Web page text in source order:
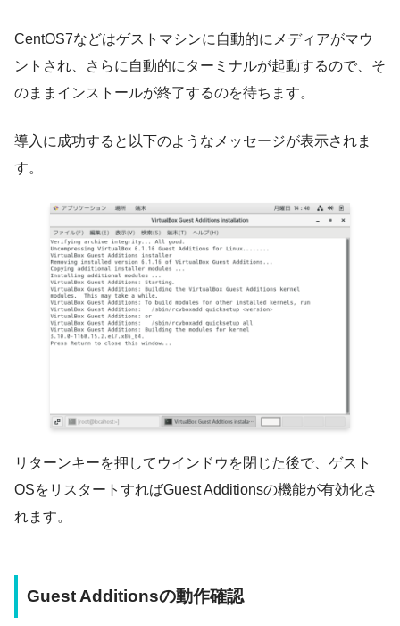
CentOS7などはゲストマシンに自動的にメディアがマウ
ントされ、さらに自動的にターミナルが起動するので、そ
のままインストールが終了するのを待ちます。
導入に成功すると以下のようなメッセージが表示されま
す。
リターンキーを押してウインドウを閉じた後で、ゲスト
OSをリスタートすればGuest Additionsの機能が有効化さ
れます。
Guest Additionsの動作確認